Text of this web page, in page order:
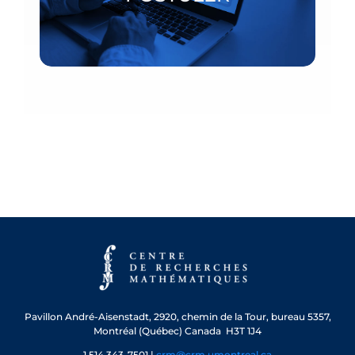
POSTULER
Pavillon André-Aisenstadt, 2920, chemin de la Tour, bureau 5357,
Montréal (Québec) Canada H3T 1J4